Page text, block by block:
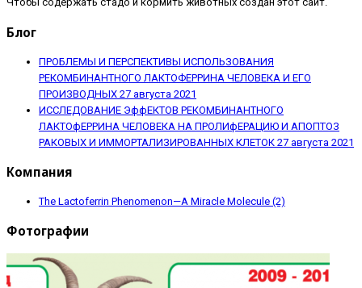
Блог
ПРОБЛЕМЫ И ПЕРСПЕКТИВЫ ИСПОЛЬЗОВАНИЯ
РЕКОМБИНАНТНОГО ЛАКТОФЕРРИНА ЧЕЛОВЕКА И ЕГО
ПРОИЗВОДНЫХ 27 августа 2021
ИССЛЕДОВАНИЕ ЭффЕКТОВ РЕКОМБИНАНТНОГО
ЛАКТОфЕРРИНА ЧЕЛОВЕКА НА ПРОЛИфЕРАЦИЮ И АПОПТОЗ
РАКОВЫХ И ИММОРТАЛИЗИРОВАННЫХ КЛЕТОК 27 августа 2021
Компания
The Lactoferrin Phenomenon—A Miracle Molecule (2)
Фотографии